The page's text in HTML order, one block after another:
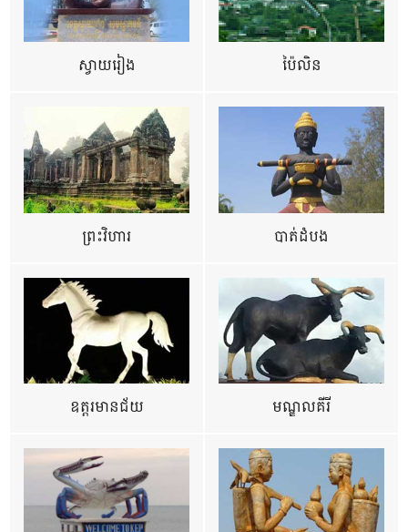
ស្វាយរៀង ប៉ៃលិន
ព្រះវិហារ បាត់ដំបង
ឧត្ដរមានជ័យ មណ្ឌលគីរី